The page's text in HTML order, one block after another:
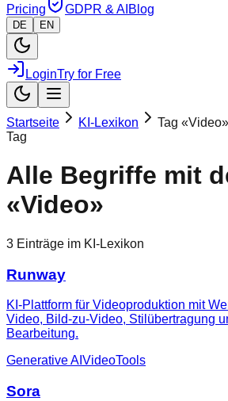
Pricing GDPR & AI Blog
DE EN
LoginTry for Free
Startseite KI-Lexikon Tag «Video»
Tag
Alle Begriffe mit
«Video»
3 Einträge im KI-Lexikon
Runway
KI-Plattform für Videoproduktion mit
Video, Bild-zu-Video, Stilübertragung
Bearbeitung.
Generative AI VideoTools
Sora